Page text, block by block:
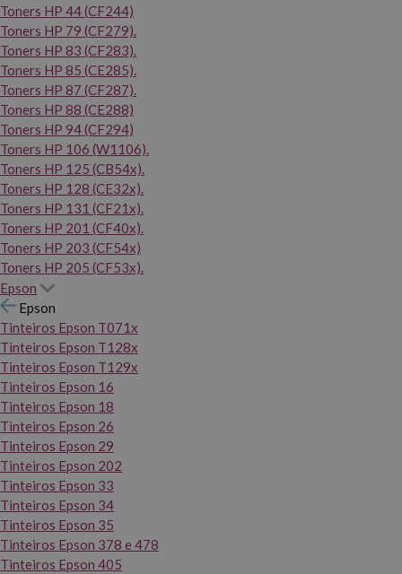
Toners HP 44 (CF244)
Toners HP 79 (CF279).
Toners HP 83 (CF283).
Toners HP 85 (CE285).
Toners HP 87 (CF287).
Toners HP 88 (CE288)
Toners HP 94 (CF294)
Toners HP 106 (W1106).
Toners HP 125 (CB54x).
Toners HP 128 (CE32x).
Toners HP 131 (CF21x).
Toners HP 201 (CF40x).
Toners HP 203 (CF54x)
Toners HP 205 (CF53x).
Epson
Epson
Tinteiros Epson T071x
Tinteiros Epson T128x
Tinteiros Epson T129x
Tinteiros Epson 16
Tinteiros Epson 18
Tinteiros Epson 26
Tinteiros Epson 29
Tinteiros Epson 202
Tinteiros Epson 33
Tinteiros Epson 34
Tinteiros Epson 35
Tinteiros Epson 378 e 478
Tinteiros Epson 405